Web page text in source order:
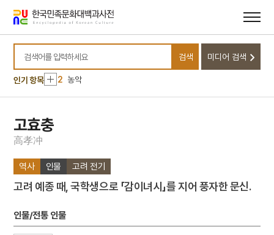
바로가기
바로가기
검색어를 입력하세요
검색 미디어 검색
인기 항목
10 마령
1 금성대군
2 농악
3 판소리
7
여수·순천 10·19사건
8 가갸날
10 마령
고효충
高孝冲
역사 인물 고려 전기
고려 예종 때, 국학생으로 「감이녀시」를 지어 풍자한 문신.
인물/전통 인물